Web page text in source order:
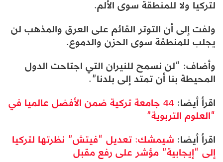
لتركيا ولا للمنطقة سوى الألم.
ولفت إلى أن التوتر القائم على العرق والمذهب لن
يجلب للمنطقة سوى الحزن والدموع.
وأضاف: “لن نسمح للنيران التي اجتاحت الدول
المحيطة بنا أن تمتد إلى بلدنا”.
اقرأ أيضا:
44 جامعة تركية ضمن الأفضل عالميا في
“العلوم التربوية”
اقرأ أيضا: شيمشك: تعديل “فيتش” نظرتها لتركيا
إلى “إيجابية” مؤشر على رفع مقبل